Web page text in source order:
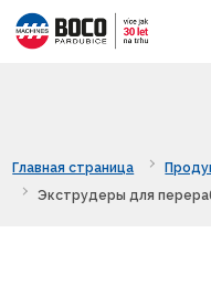
Главная страница
Экструдеры для